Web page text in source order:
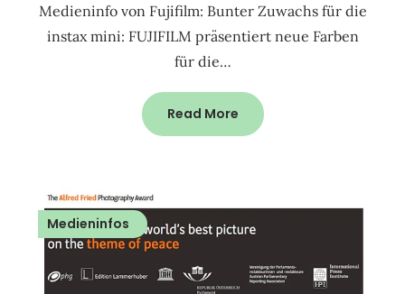
Medieninfo von Fujifilm: Bunter Zuwachs für die
instax mini: FUJIFILM präsentiert neue Farben
für die…
Read More
Medieninfos